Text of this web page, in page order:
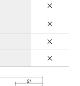
×
×
×
×